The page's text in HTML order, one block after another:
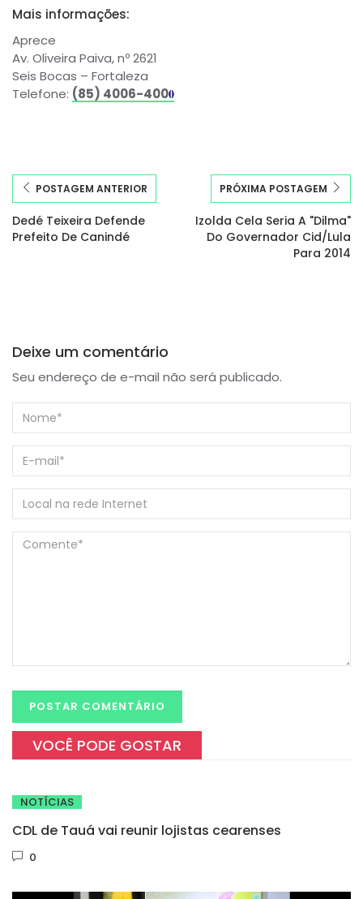
Mais informações:
Aprece
Av. Oliveira Paiva, nº 2621
Seis Bocas – Fortaleza
Telefone: (85) 4006-4000
POSTAGEM ANTERIOR
Dedé Teixeira Defende
Prefeito De Canindé
PRÓXIMA POSTAGEM
Izolda Cela Seria A "Dilma"
Do Governador Cid/Lula
Para 2014
Deixe um comentário
Seu endereço de e-mail não será publicado.
VOCÊ PODE GOSTAR
NOTÍCIAS
CDL de Tauá vai reunir lojistas cearenses
0